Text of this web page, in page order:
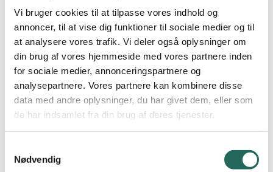
Vi bruger cookies til at tilpasse vores indhold og
annoncer, til at vise dig funktioner til sociale medier og til
at analysere vores trafik. Vi deler også oplysninger om
din brug af vores hjemmeside med vores partnere inden
for sociale medier, annonceringspartnere og
analysepartnere. Vores partnere kan kombinere disse
data med andre oplysninger, du har givet dem, eller som
de har indsamlet fra din brug af deres tjenester.
Nødvendig
-Der er en god opbygning af lektionsplan med fokus på både
specifik opvarmning, korrekt teknik og forskellige måder at
opbygge en workout samt evaluering, hvor eleverne selv
sætter ord på og reflekterer over timen, siger Mona
Kvistgaard Johansen, projektleder fra Team Idræt hos Dansk
Skoleidræt.
-Det er et utroligt gennemarbejdet undervisningsmateriale,
der virkelig kan danne grundlag for en sund, informeret og
alsidig styrketræning i idrætsundervisningen, siger Mona